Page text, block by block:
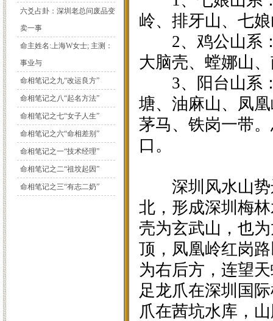
六爻占卦：深圳老总问废品变
卖一事
命主姓名:上海W女士; 主测：
事业与
命相笔记之九“改运良方”
命相笔记之八“起名方法”
命相笔记之七“女子人生”
命相笔记之六“命相差别”
命相笔记之一“技术经理”
命相笔记之二“祖坟起因”
命相笔记之三“有志二奶”
岭、排牙山、七
2、鸡公山系：
大脑壳、螳娜山
3、阳台山系：
塘、油麻山、凤
茅马、铁岗一带
口。
深圳风水山势
北，形成深圳梅
壳为玄武山，也
顶，凤凰岭红岗
为右后方，连望
足龙爪在深圳国
爪在茜坑水库，